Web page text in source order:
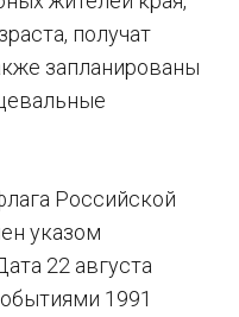
получат
запланированы
Российской
указом
22 августа
1991